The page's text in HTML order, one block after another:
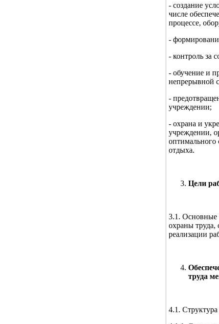
- создание
числе
процессе,
-
- контроль за
- обучение и
непрерывной
-
учреждении;
- охрана и
учреждении,
оптимального
отдыха.
Цели
3.1. Основные
охраны труда,
реализации
труда
4.1.